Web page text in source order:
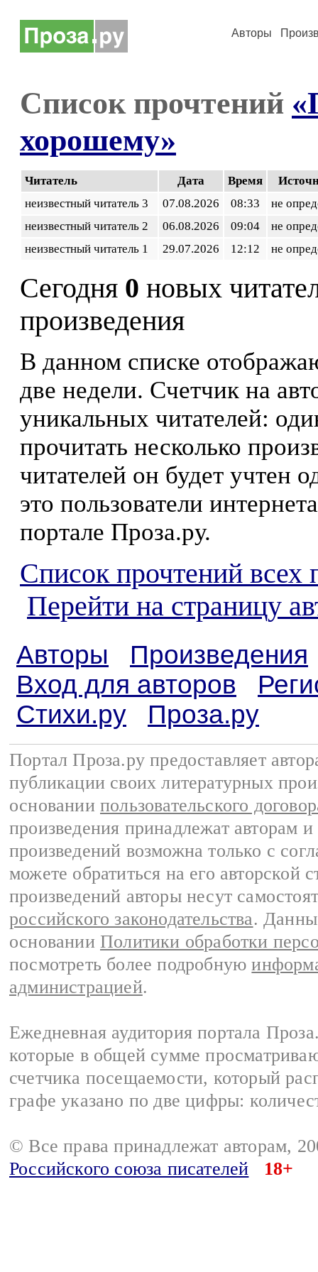
Авторы
Список прочтений
хорошему»
Читатель Дата Время
неизвестный читатель 3
07.08.2026 08:33
не
неизвестный читатель 2
06.08.2026 09:04
не
неизвестный читатель 1
29.07.2026 12:12 не
Сегодня 0 новых
произведения
В данном списке
две недели. Счетчик на
уникальных читателей:
прочитать несколько
читателей он будет учтен
это пользователи
портале Проза.ру.
Список прочтений всех
Перейти на страницу
Авторы
Произведения
Вход для авторов
Стихи.ру
Проза.ру
Портал Проза.ру предоставляет
публикации своих литературных
основании пользовательского
произведения принадлежат авторам
произведений возможна только с
можете обратиться на его авторской
произведений авторы несут
российского законодательства.
основании Политики обработки
посмотреть более подробную
администрацией.
Ежедневная аудитория портала
которые в общей сумме
счетчика посещаемости, который
графе указано по две цифры:
© Все права принадлежат авторам,
Российского союза писателей
18+